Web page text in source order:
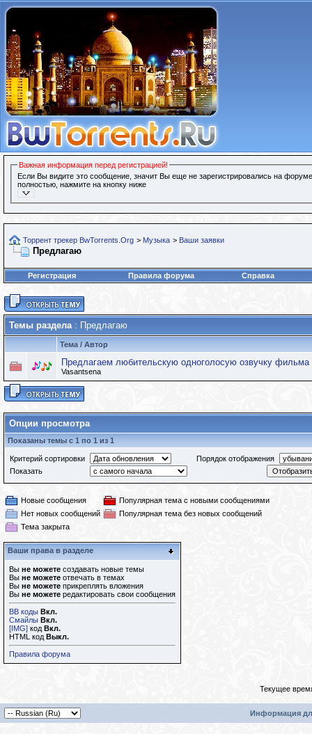
Важная информация перед регистрацией!
Если Вы видите это сообщение, значит Вы еще не зарегистрировались на
полностью, нажмите на кнопку ниже
Торрент трекер BwTorrents.Org > Музыка > Ваши заявки
Предлагаю
Регистрация Правила форума Справка
Темы раздела: Предлагаю
Тема / Автор
Предлагаем любительскую одноголосую озвучку фильма
Vasantsena
Опции просмотра
Показаны темы с 1 по 1 из 1
Критерий сортировки
Порядок отображения
Показать
Новые сообщения
Популярная тема с новыми сообщениями
Нет новых сообщений
Популярная тема без новых сообщений
Тема закрыта
Ваши права в разделе
Вы не можете создавать новые темы
Вы не можете отвечать в темах
Вы не можете прикреплять вложения
Вы не можете редактировать свои сообщения
BB коды Вкл.
Смайлы Вкл.
[IMG] код Вкл.
HTML код Выкл.
Правила форума
Текущее
Информация